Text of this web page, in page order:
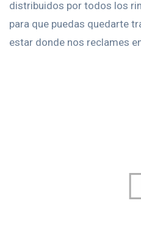
distribuidos por todos los
para que puedas quedarte
estar donde nos reclames